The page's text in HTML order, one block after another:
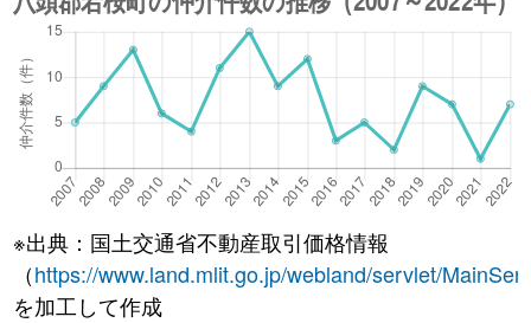
※出典：国土交通省不動産取引価格情報
（https://www.land.mlit.go.jp/webland/servlet/
を加工して作成